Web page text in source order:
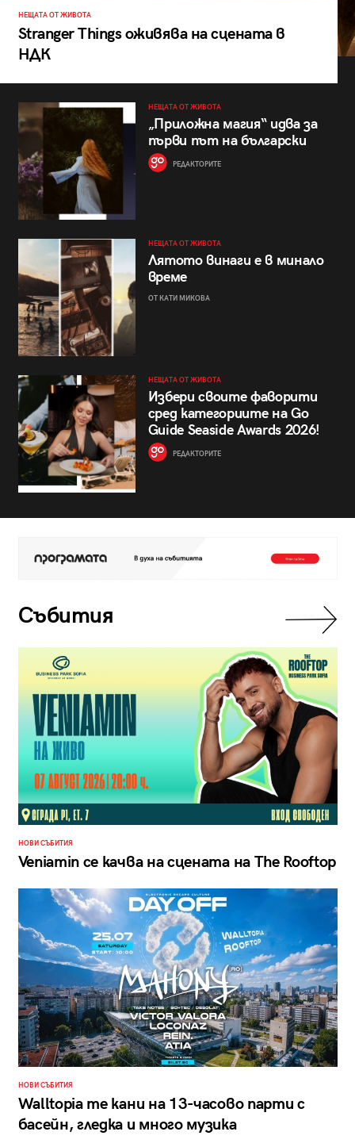
НЕЩАТА ОТ ЖИВОТА
Stranger Things оживява на сцената в
НДК
НЕЩАТА ОТ ЖИВОТА
„Приложна магия“ идва за
първи път на български
РЕДАКТОРИТЕ
НЕЩАТА ОТ ЖИВОТА
Лятото винаги е в минало
време
ОТ КАТИ МИКОВА
НЕЩАТА ОТ ЖИВОТА
Избери своите фаворити
сред категориите на Go
Guide Seaside Awards 2026!
РЕДАКТОРИТЕ
Събития
НОВИ СЪБИТИЯ
Veniamin се качва на сцената на The Rooftop
НОВИ СЪБИТИЯ
Walltopia те кани на 13-часово парти с
басейн, гледка и много музика